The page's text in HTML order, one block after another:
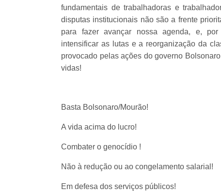
fundamentais de trabalhadoras e
disputas institucionais não são a frente
para fazer avançar nossa agenda, e,
intensificar as lutas e a reorganização da
provocado pelas ações do governo
vidas!
Basta Bolsonaro/Mourão!
A vida acima do lucro!
Combater o genocídio !
Não à redução ou ao congelamento salarial!
Em defesa dos serviços públicos!